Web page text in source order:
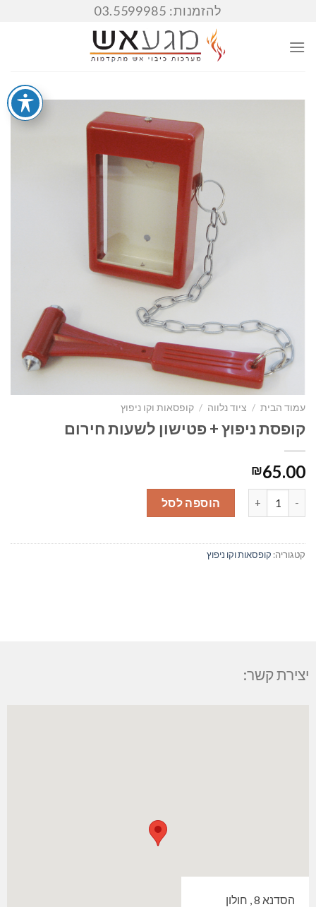
להזמנות: 03.5599985
עמוד הבית / ציוד נלווה / קופסאות וקו ניפוץ
קופסת ניפוץ + פטישון לשעות חירום
₪65.00
כמות של קופסת ניפוץ + פטישון לשעות חירום
הוספה לסל
קטגוריה:קופסאות וקו ניפוץ
יצירת קשר:
הסדנא 8 , חולון